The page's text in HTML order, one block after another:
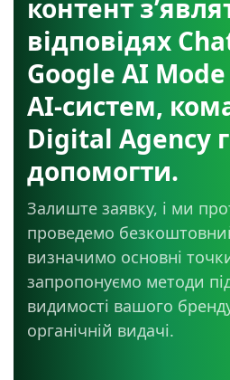
контент
відповідях
Google AI
AI-систем,
Digital Agency
допомогти.
Залиште заявку, і ми
проведемо
визначимо основні
запропонуємо методи
видимості вашого
органічній видачі.